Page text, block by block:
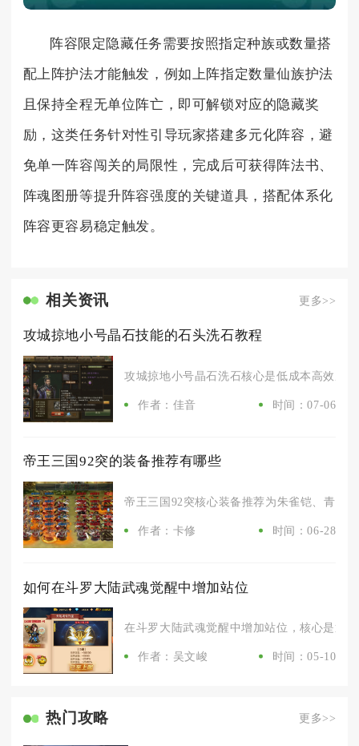
阵容限定隐藏任务需要按照指定种族或数量搭
配上阵护法才能触发，例如上阵指定数量仙族护法
且保持全程无单位阵亡，即可解锁对应的隐藏奖
励，这类任务针对性引导玩家搭建多元化阵容，避
免单一阵容闯关的局限性，完成后可获得阵法书、
阵魂图册等提升阵容强度的关键道具，搭配体系化
阵容更容易稳定触发。
相关资讯 更多>>
攻城掠地小号晶石技能的石头洗石教程
攻城掠地小号晶石洗石核心是低成本高效成
作者：佳音 时间：07-06
帝王三国92突的装备推荐有哪些
帝王三国92突核心装备推荐为朱雀铠、青龙
作者：卡修 时间：06-28
如何在斗罗大陆武魂觉醒中增加站位
在斗罗大陆武魂觉醒中增加站位，核心是通
作者：吴文峻 时间：05-10
热门攻略 更多>>